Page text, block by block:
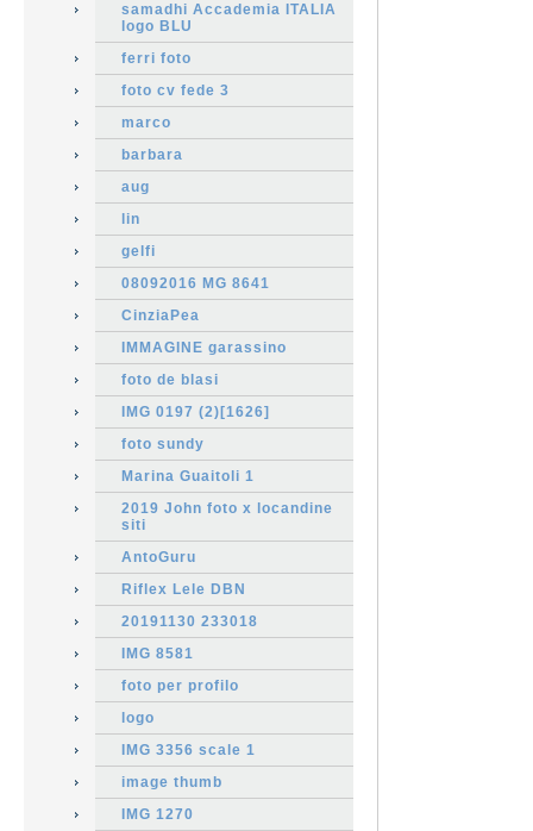
samadhi Accademia ITALIA
logo BLU
ferri foto
foto cv fede 3
marco
barbara
aug
lin
gelfi
08092016 MG 8641
CinziaPea
IMMAGINE garassino
foto de blasi
IMG 0197 (2)[1626]
foto sundy
Marina Guaitoli 1
2019 John foto x locandine
siti
AntoGuru
Riflex Lele DBN
20191130 233018
IMG 8581
foto per profilo
logo
IMG 3356 scale 1
image thumb
IMG 1270